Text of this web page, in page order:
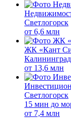
Светлогорск
от 6,6 млн
ЖК «Кант
Калининград
от 13,6 млн
Светлогорск
15 мин до
от 7,4 млн